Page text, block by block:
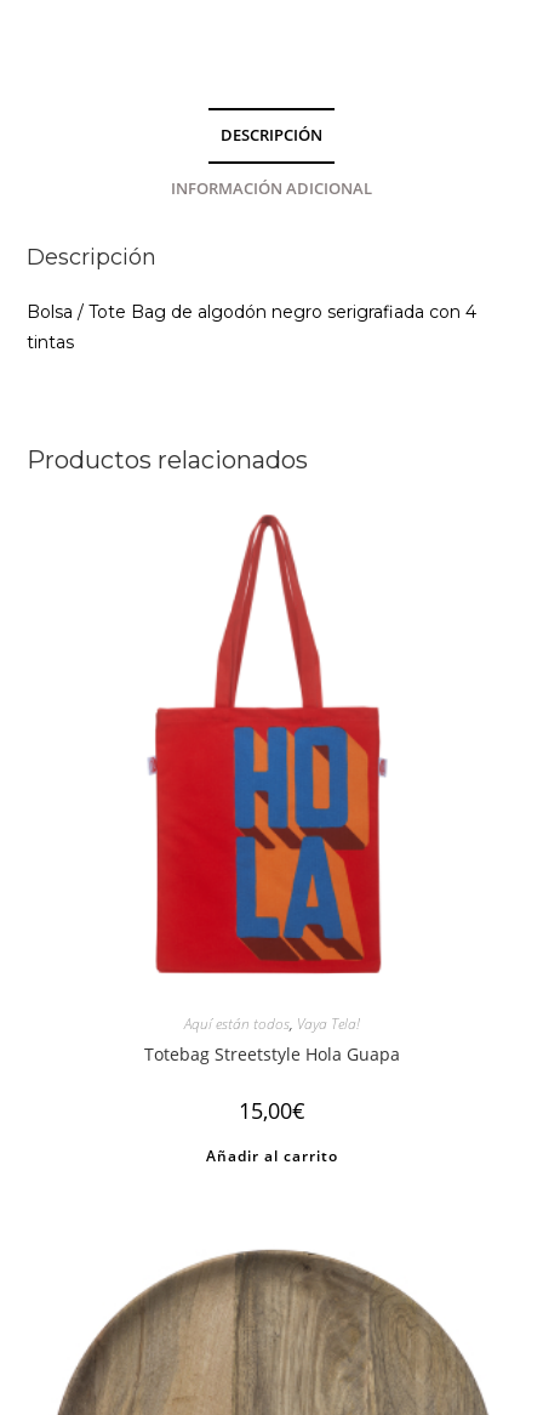
DESCRIPCIÓN
INFORMACIÓN ADICIONAL
Descripción
Bolsa / Tote Bag de algodón negro serigrafiada con 4
tintas
Productos relacionados
Aquí están todos, Vaya Tela!
Totebag Streetstyle Hola Guapa
15,00€
Añadir al carrito